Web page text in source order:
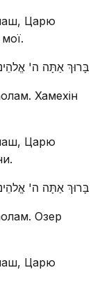
Царю
בָּרוּךְ אַתָּה ה'
Хамехін
Царю
בָּרוּךְ אַתָּה ה'
Озер
Царю